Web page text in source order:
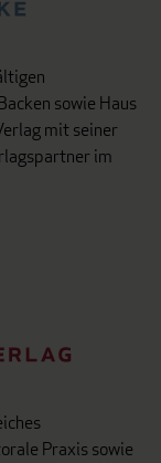
sowie Haus
mit seiner
im
Praxis sowie